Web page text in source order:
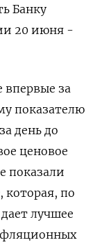
Банку
20 июня -
за
показателю
день до
ценовое
показали
которая, по
лучшее